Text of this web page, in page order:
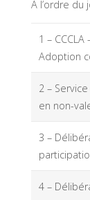
A l’ordre du
1 –
Adoption
2 –
en non-
3 –
4 –